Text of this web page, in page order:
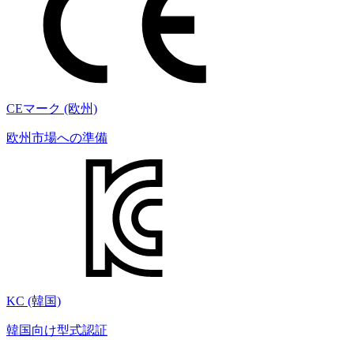
CEマーク (欧州)
欧州市場への準備
KC (韓国)
韓国向け型式認証